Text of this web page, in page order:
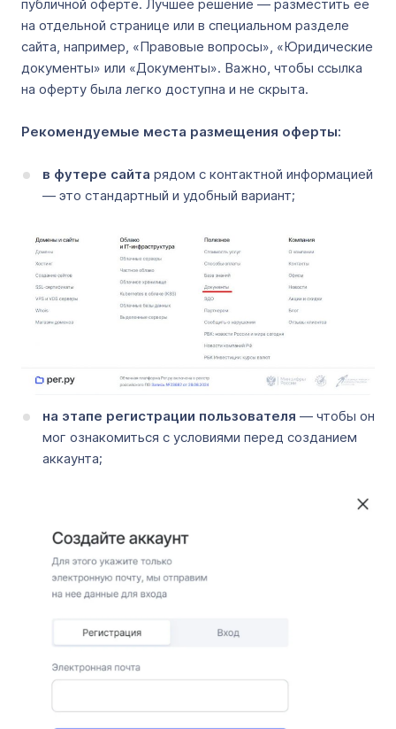
публичной оферте. Лучшее решение — разместить ее
на отдельной странице или в специальном разделе
сайта, например, «Правовые вопросы», «Юридические
документы» или «Документы». Важно, чтобы ссылка
на оферту была легко доступна и не скрыта.
Рекомендуемые места размещения оферты:
в футере сайта рядом с контактной информацией
— это стандартный и удобный вариант;
на этапе регистрации пользователя — чтобы он
мог ознакомиться с условиями перед созданием
аккаунта;